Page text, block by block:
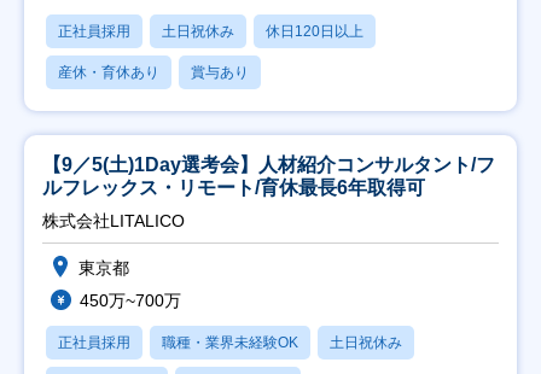
正社員採用 土日祝休み 休日120日以上
産休・育休あり 賞与あり
【9／5(土)1Day選考会】人材紹介コンサルタント/フ
ルフレックス・リモート/育休最長6年取得可
株式会社LITALICO
東京都
450万~700万
正社員採用 職種・業界未経験OK 土日祝休み